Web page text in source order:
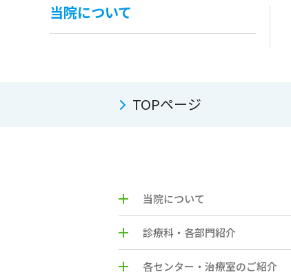
当院について
TOPページ
当院について
診療科・各部門紹介
各センター・治療室のご紹介